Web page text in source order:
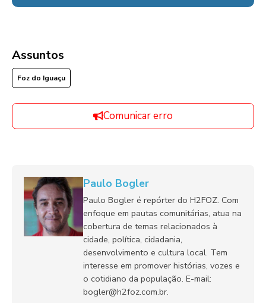
Assuntos
Foz do Iguaçu
Comunicar erro
Paulo Bogler
Paulo Bogler é repórter do H2FOZ. Com
enfoque em pautas comunitárias, atua na
cobertura de temas relacionados à
cidade, política, cidadania,
desenvolvimento e cultura local. Tem
interesse em promover histórias, vozes e
o cotidiano da população. E-mail:
bogler@h2foz.com.br.